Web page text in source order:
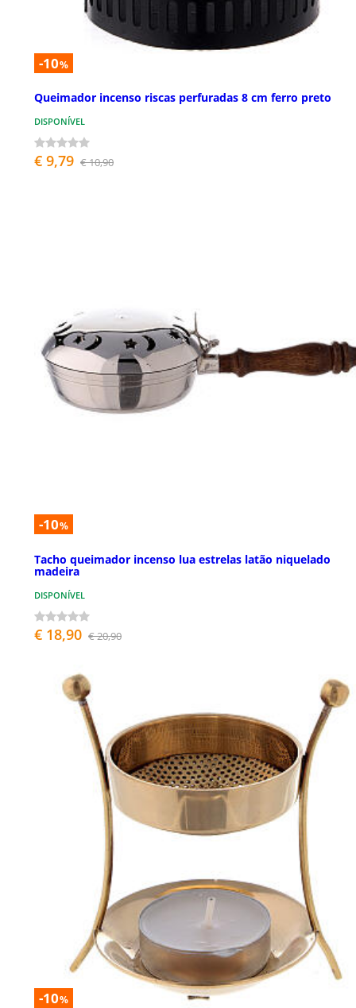
-10%
Queimador incenso riscas perfuradas 8 cm ferro preto
DISPONÍVEL
€ 9,79 € 10,90
-10%
Tacho queimador incenso lua estrelas latão niquelado
madeira
DISPONÍVEL
€ 18,90 € 20,90
-10%